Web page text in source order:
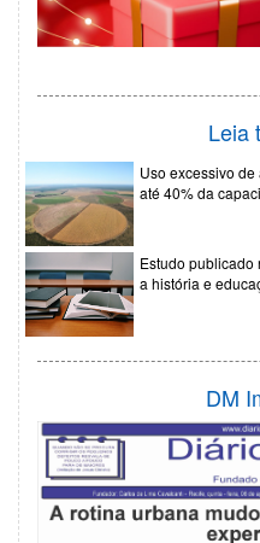
Leia
Uso excessivo
até 40% da
Estudo publicado
a história e
DM